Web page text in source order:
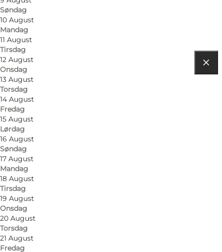
Søndag
10 August
Mandag
11 August
Tirsdag
12 August
Onsdag
13 August
Torsdag
14 August
Fredag
15 August
Lørdag
16 August
Søndag
17 August
Mandag
18 August
Tirsdag
19 August
Onsdag
20 August
Torsdag
21 August
Fredag
Find vej
Havnen Søby
5985 Søby Ærø